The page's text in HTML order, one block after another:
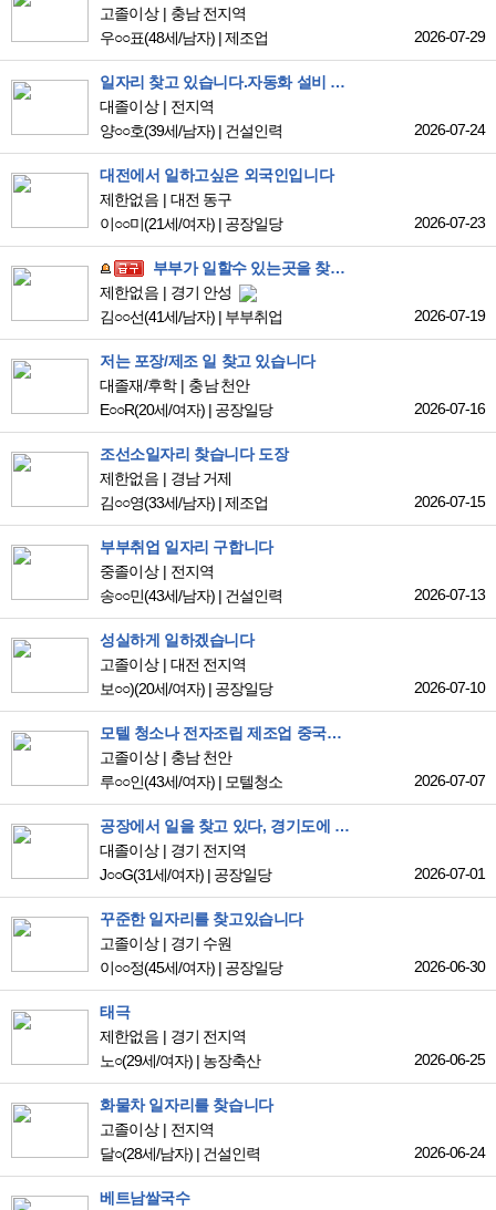
고졸이상
충남 전지역
우○○표(48세/남자) |제조업 2026-07-29
일자리 찾고 있습니다.자동화 설비 회사 경험 7년입니다.
대졸이상
전지역
양○○호(39세/남자) | 건설인력 2026-07-24
대전에서 일하고싶은 외국인입니다
제한없음
대전 동구
이○○미(21세/여자) | 공장일당 2026-07-23
부부가 일할수 있는곳을 찾아요
제한없음
경기 안성
김○○선(41세/남자) | 부부취업 2026-07-19
저는 포장/제조 일 찾고 있습니다
대졸재/후학
충남 천안
E○○R(20세/여자) | 공장일당 2026-07-16
조선소일자리 찾습니다 도장
제한없음
경남 거제
김○○영(33세/남자) |제조업 2026-07-15
부부취업 일자리 구합니다
중졸이상
전지역
송○○민(43세/남자) | 건설인력 2026-07-13
성실하게 일하겠습니다
고졸이상
대전 전지역
보○○)(20세/여자) | 공장일당 2026-07-10
모텔 청소나 전자조립 제조업 중국관련 광고 업종 일자리 찿고 있습니다
고졸이상
충남 천안
루○○인(43세/여자) | 모텔청소 2026-07-07
공장에서 일을 찾고 있다, 경기도에 일하고 싶다
대졸이상
경기 전지역
J○○G(31세/여자) | 공장일당 2026-07-01
꾸준한 일자리를 찾고있습니다
고졸이상
경기 수원
이○○정(45세/여자) | 공장일당 2026-06-30
태극
제한없음
경기 전지역
노○(29세/여자) | 농장축산 2026-06-25
화물차 일자리를 찾습니다
고졸이상
전지역
달○(28세/남자) | 건설인력 2026-06-24
베트남쌀국수